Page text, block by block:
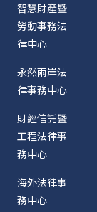
智慧財產暨
勞動事務法
律中心
永然兩岸法
律事務中心
財經信託暨
工程法律事
務中心
海外法律事
務中心